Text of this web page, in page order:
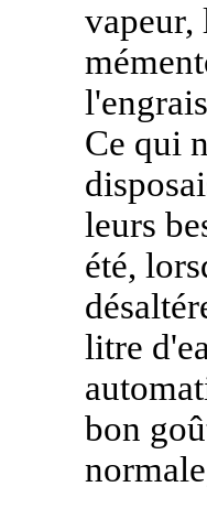
vapeur,
Ce qui
leurs
été,
litre
bon